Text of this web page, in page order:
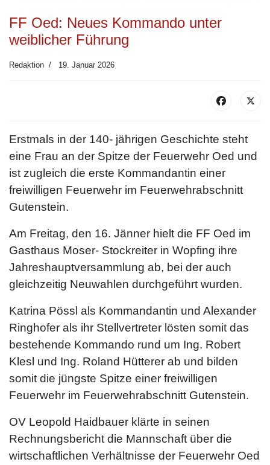
FF Oed: Neues Kommando unter
weiblicher Führung
Redaktion 19. Januar 2026
Erstmals in der 140- jährigen Geschichte steht
eine Frau an der Spitze der Feuerwehr Oed und
ist zugleich die erste Kommandantin einer
freiwilligen Feuerwehr im Feuerwehrabschnitt
Gutenstein.
Am Freitag, den 16. Jänner hielt die FF Oed im
Gasthaus Moser- Stockreiter in Wopfing ihre
Jahreshauptversammlung ab, bei der auch
gleichzeitig Neuwahlen durchgeführt wurden.
Katrina Pössl als Kommandantin und Alexander
Ringhofer als ihr Stellvertreter lösten somit das
bestehende Kommando rund um Ing. Robert
Klesl und Ing. Roland Hütterer ab und bilden
somit die jüngste Spitze einer freiwilligen
Feuerwehr im Feuerwehrabschnitt Gutenstein.
OV Leopold Haidbauer klärte in seinen
Rechnungsbericht die Mannschaft über die
wirtschaftlichen Verhältnisse der Feuerwehr Oed